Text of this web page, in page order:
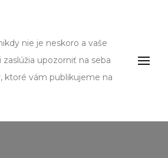
nie je neskoro a vaše
upozorniť na seba
ktoré vám publikujeme na